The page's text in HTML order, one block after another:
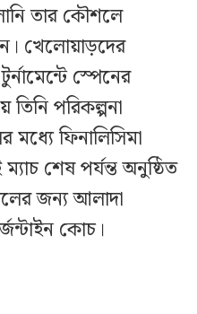
তার কৌশলে
খেলোয়াড়দের
স্পেনের
তিনি পরিকল্পনা
ফিনালিসিমা
শেষ পর্যন্ত অনুষ্ঠিত
জন্য আলাদা
কোচ।